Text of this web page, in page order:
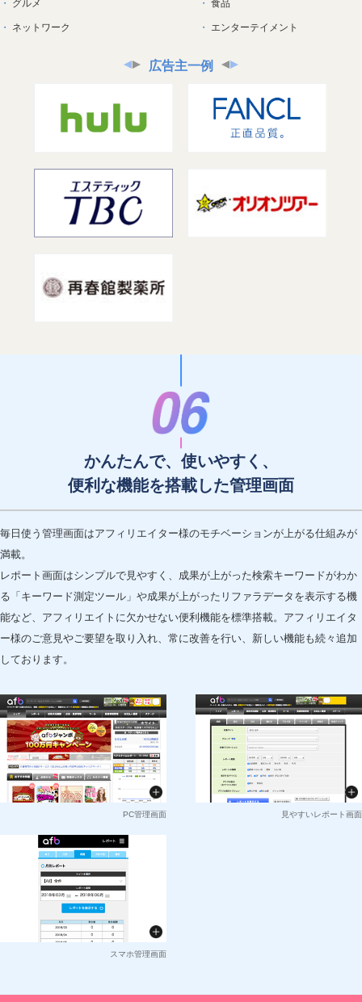
グルメ
ネットワーク
食品
エンターテイメント
広告主一例
かんたんで、使いやすく、
便利な機能を搭載した管理画面
毎日使う管理画面はアフィリエイター様のモチベーションが上がる仕組みが
満載。
レポート画面はシンプルで見やすく、成果が上がった検索キーワードがわか
る「キーワード測定ツール」や成果が上がったリファラデータを表示する機
能など、アフィリエイトに欠かせない便利機能を標準搭載。アフィリエイタ
ー様のご意見やご要望を取り入れ、常に改善を行い、新しい機能も続々追加
しております。
PC管理画面 見やすいレポート画面
スマホ管理画面